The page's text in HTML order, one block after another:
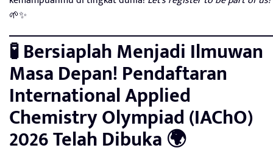
🌱✨
🧪 Bersiaplah Menjadi Ilmuwan
Masa Depan! Pendaftaran
International Applied
Chemistry Olympiad (IAChO)
2026 Telah Dibuka 🌍